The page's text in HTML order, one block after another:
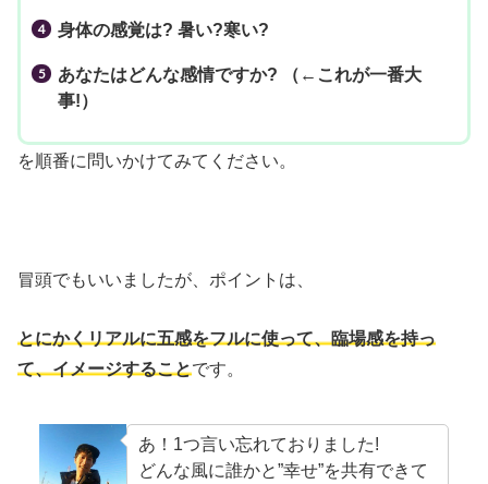
身体の感覚は? 暑い?寒い?
あなたはどんな感情ですか? （←これが一番大
事!）
を順番に問いかけてみてください。
冒頭でもいいましたが、ポイントは、
とにかくリアルに五感をフルに使って、臨場感を持っ
て、イメージすることです。
あ！1つ言い忘れておりました!
どんな風に誰かと”幸せ”を共有できて